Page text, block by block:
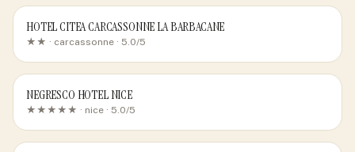
HOTEL CITEA CARCASSONNE LA BARBACANE
★★ · carcassonne · 5.0/5
NEGRESCO HOTEL NICE
★★★★★ · nice · 5.0/5